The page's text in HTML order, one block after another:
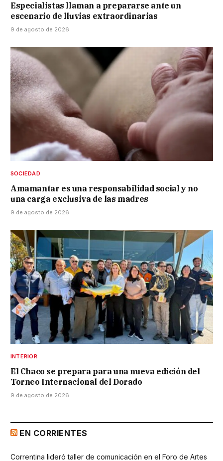
Especialistas llaman a prepararse ante un
escenario de lluvias extraordinarias
9 de agosto de 2026
SOCIEDAD
Amamantar es una responsabilidad social y no
una carga exclusiva de las madres
9 de agosto de 2026
INTERIOR
El Chaco se prepara para una nueva edición del
Torneo Internacional del Dorado
9 de agosto de 2026
EN CORRIENTES
Correntina lideró taller de comunicación en el Foro de Artes